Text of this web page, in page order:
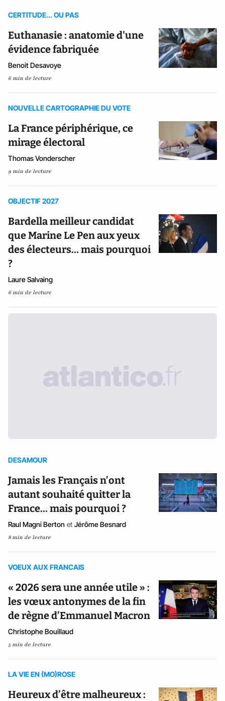
CERTITUDE... OU PAS
Euthanasie : anatomie d'une
évidence fabriquée
Benoit Desavoye
6 min de lecture
NOUVELLE CARTOGRAPHIE DU VOTE
La France périphérique, ce
mirage électoral
Thomas Vonderscher
9 min de lecture
OBJECTIF 2027
Bardella meilleur candidat
que Marine Le Pen aux yeux
des électeurs… mais pourquoi
?
Laure Salvaing
6 min de lecture
DESAMOUR
Jamais les Français n’ont
autant souhaité quitter la
France… mais pourquoi ?
Raul Magni Berton et Jérôme Besnard
8 min de lecture
VOEUX AUX FRANCAIS
« 2026 sera une année utile » :
les vœux antonymes de la fin
de règne d’Emmanuel Macron
Christophe Bouillaud
5 min de lecture
LA VIE EN (MO)ROSE
Heureux d’être malheureux :